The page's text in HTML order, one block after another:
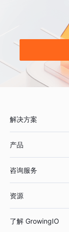
解决方案
鞋服行业
汽车行业
产品
智能运营
咨询服务
资源
了解 GrowingIO